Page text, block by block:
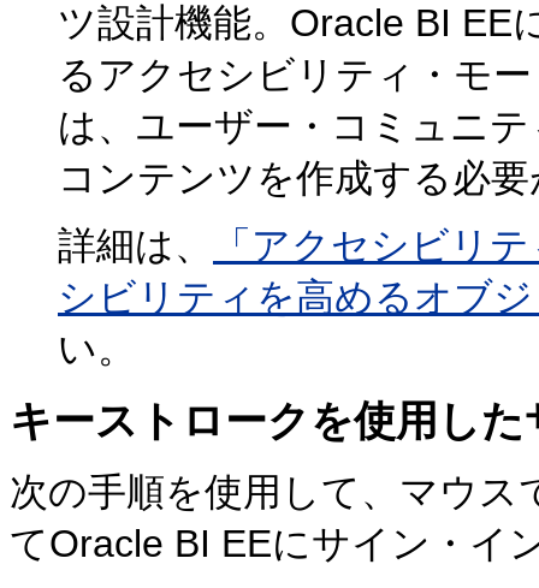
ツ設計機能。Oracle BI EE
るアクセシビリティ・モ
は、ユーザー・コミュニ
コンテンツを作成する必
詳細は、
「アクセシビリ
シビリティを高めるオブ
い。
キーストロークを使用し
次の手順を使用して、マウ
てOracle BI EEにサイン・イ